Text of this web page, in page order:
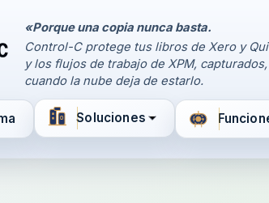
«Porque una copia nunca basta.
Control-C protege tus libros de Xero y
y los flujos de trabajo de XPM,
cuando la nube deja de estarlo.
Soluciones
de Control
Gestiona tus respaldos
por Control-C
una cuenta nueva